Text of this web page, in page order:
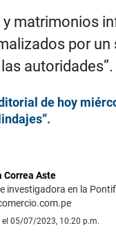
y matrimonios
por
autoridades”.
de hoy
Correa Aste
investigadora en la
05/07/2023, 10:20 p.m.